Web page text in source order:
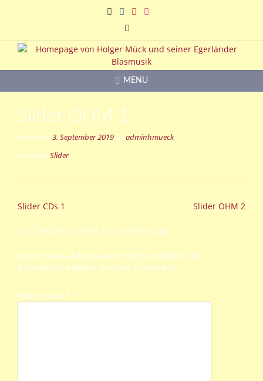
MENU
Slider OHM 1
Posted on 3. September 2019byadminhmueck
Posted in Slider
Post
Slider CDs 1 Slider OHM 2
Schreibe einen Kommentar
Deine E-Mail-Adresse wird nicht veröffentlicht.
Erforderliche Felder sind mit * markiert
Kommentar *